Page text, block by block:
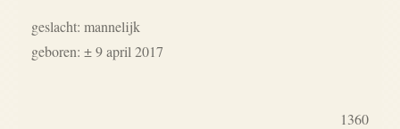
geslacht: mannelijk
geboren: ± 9 april 2017
1360